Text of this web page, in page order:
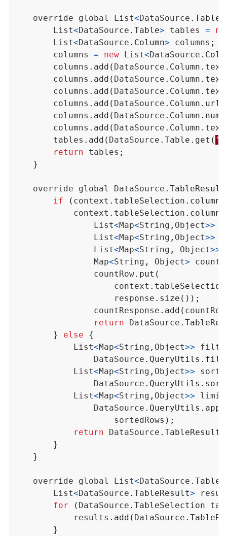
override global List<DataSource . Table
List<DataSource . Table> tables =
List<DataSource . Column> columns ;
columns
= new List<DataSource .
columns . add ( DataSource . Column . text
columns . add ( DataSource . Column . text
columns . add ( DataSource . Column . text
columns . add ( DataSource . Column . url
columns . add ( DataSource . Column .
columns . add ( DataSource . Column . text
tables . add ( DataSource . Table . get ( '
return
tables ;
}
override global DataSource . TableResult
if
( context . tableSelection .
context . tableSelection .
List<Map<String , Object>>
List<Map<String , Object>>
List<Map<String , Object>>
Map<String , Object>
countRow. put (
context . tableSelection
response . size ());
countResponse . add ( countRow
return
DataSource .
}
else
{
List<Map<String , Object>>
DataSource . QueryUtils .
List<Map<String , Object>>
DataSource . QueryUtils . sort
List<Map<String , Object>>
DataSource . QueryUtils .
sortedRows );
return
DataSource . TableResult
}
}
override global List<DataSource .
List<DataSource . TableResult>
for
( DataSource . TableSelection
results . add ( DataSource .
}